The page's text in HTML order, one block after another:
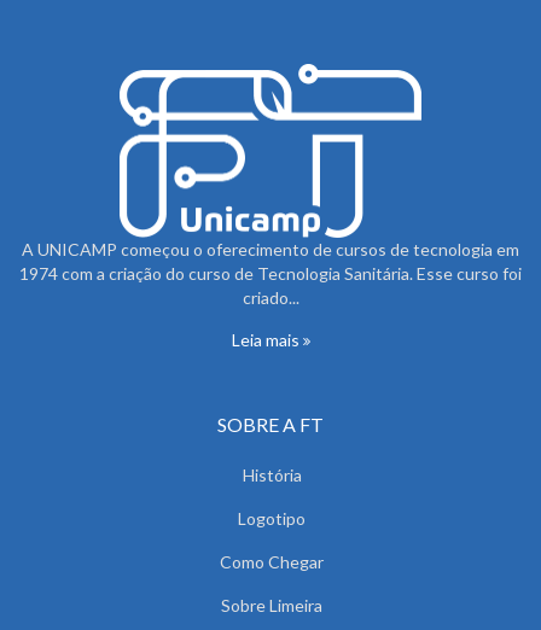
A UNICAMP começou o oferecimento de cursos de tecnologia em
1974 com a criação do curso de Tecnologia Sanitária. Esse curso foi
criado...
Leia mais
SOBRE A FT
História
Logotipo
Como Chegar
Sobre Limeira